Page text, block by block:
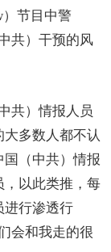
）节目中警
共）干预的风
共）情报人员
多数人都不认
（中共）情报
，以此类推，每
进行渗透行
会和我走的很